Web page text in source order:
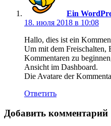
Ein
18. июля 2018 в 10:08
Hallo, dies ist ein
Um mit dem Freischalten,
Kommentaren zu
Ansicht im Dashboard.
Die Avatare der
Ответить
Добавить комментарий